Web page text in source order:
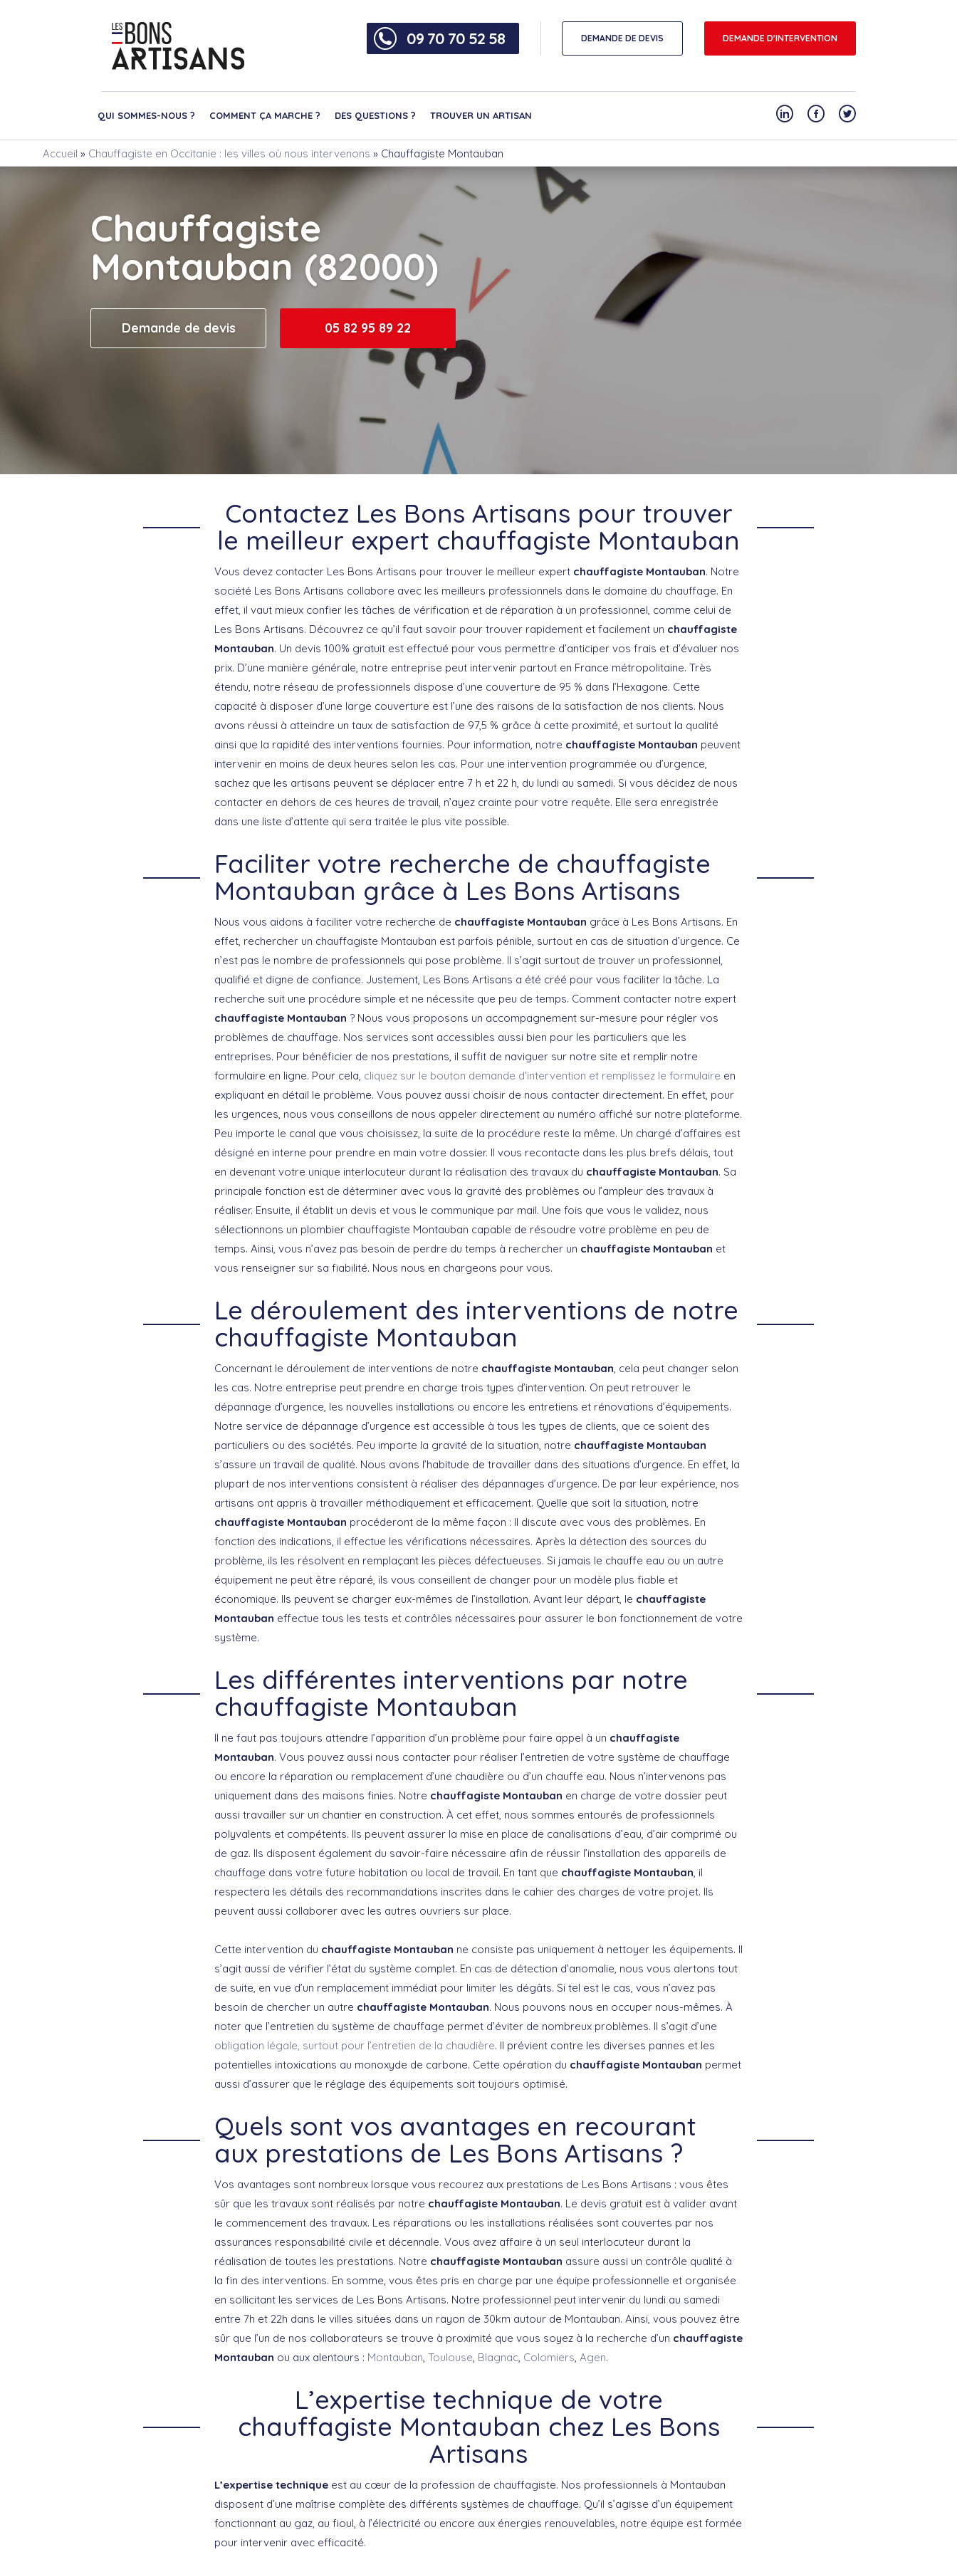
09 70 70 52 58 DEMANDE DE DEVIS DEMANDE D'INTERVENTION
QUI SOMMES-NOUS ? COMMENT ÇA MARCHE ? DES QUESTIONS ? TROUVER UN ARTISAN
Accueil » Chauffagiste en Occitanie : les villes où nous intervenons » Chauffagiste Montauban
Chauffagiste
Montauban (82000)
Demande de devis 05 82 95 89 22
Contactez Les Bons Artisans pour trouver
le meilleur expert chauffagiste Montauban
Vous devez contacter Les Bons Artisans pour trouver le meilleur expert chauffagiste Montauban. Notre
société Les Bons Artisans collabore avec les meilleurs professionnels dans le domaine du chauffage. En
effet, il vaut mieux confier les tâches de vérification et de réparation à un professionnel, comme celui de
Les Bons Artisans. Découvrez ce qu’il faut savoir pour trouver rapidement et facilement un chauffagiste
Montauban. Un devis 100% gratuit est effectué pour vous permettre d’anticiper vos frais et d’évaluer nos
prix. D’une manière générale, notre entreprise peut intervenir partout en France métropolitaine. Très
étendu, notre réseau de professionnels dispose d’une couverture de 95 % dans l’Hexagone. Cette
capacité à disposer d’une large couverture est l’une des raisons de la satisfaction de nos clients. Nous
avons réussi à atteindre un taux de satisfaction de 97,5 % grâce à cette proximité, et surtout la qualité
ainsi que la rapidité des interventions fournies. Pour information, notre chauffagiste Montauban peuvent
intervenir en moins de deux heures selon les cas. Pour une intervention programmée ou d’urgence,
sachez que les artisans peuvent se déplacer entre 7 h et 22 h, du lundi au samedi. Si vous décidez de nous
contacter en dehors de ces heures de travail, n’ayez crainte pour votre requête. Elle sera enregistrée
dans une liste d’attente qui sera traitée le plus vite possible.
Faciliter votre recherche de chauffagiste
Montauban grâce à Les Bons Artisans
Nous vous aidons à faciliter votre recherche de chauffagiste Montauban grâce à Les Bons Artisans. En
effet, rechercher un chauffagiste Montauban est parfois pénible, surtout en cas de situation d’urgence. Ce
n’est pas le nombre de professionnels qui pose problème. Il s’agit surtout de trouver un professionnel,
qualifié et digne de confiance. Justement, Les Bons Artisans a été créé pour vous faciliter la tâche. La
recherche suit une procédure simple et ne nécessite que peu de temps. Comment contacter notre expert
chauffagiste Montauban ? Nous vous proposons un accompagnement sur-mesure pour régler vos
problèmes de chauffage. Nos services sont accessibles aussi bien pour les particuliers que les
entreprises. Pour bénéficier de nos prestations, il suffit de naviguer sur notre site et remplir notre
formulaire en ligne. Pour cela, cliquez sur le bouton demande d’intervention et remplissez le formulaire en
expliquant en détail le problème. Vous pouvez aussi choisir de nous contacter directement. En effet, pour
les urgences, nous vous conseillons de nous appeler directement au numéro affiché sur notre plateforme.
Peu importe le canal que vous choisissez, la suite de la procédure reste la même. Un chargé d’affaires est
désigné en interne pour prendre en main votre dossier. Il vous recontacte dans les plus brefs délais, tout
en devenant votre unique interlocuteur durant la réalisation des travaux du chauffagiste Montauban. Sa
principale fonction est de déterminer avec vous la gravité des problèmes ou l’ampleur des travaux à
réaliser. Ensuite, il établit un devis et vous le communique par mail. Une fois que vous le validez, nous
sélectionnons un plombier chauffagiste Montauban capable de résoudre votre problème en peu de
temps. Ainsi, vous n’avez pas besoin de perdre du temps à rechercher un chauffagiste Montauban et
vous renseigner sur sa fiabilité. Nous nous en chargeons pour vous.
Le déroulement des interventions de notre
chauffagiste Montauban
Concernant le déroulement de interventions de notre chauffagiste Montauban, cela peut changer selon
les cas. Notre entreprise peut prendre en charge trois types d’intervention. On peut retrouver le
dépannage d’urgence, les nouvelles installations ou encore les entretiens et rénovations d’équipements.
Notre service de dépannage d’urgence est accessible à tous les types de clients, que ce soient des
particuliers ou des sociétés. Peu importe la gravité de la situation, notre chauffagiste Montauban
s’assure un travail de qualité. Nous avons l’habitude de travailler dans des situations d’urgence. En effet, la
plupart de nos interventions consistent à réaliser des dépannages d’urgence. De par leur expérience, nos
artisans ont appris à travailler méthodiquement et efficacement. Quelle que soit la situation, notre
chauffagiste Montauban procéderont de la même façon : Il discute avec vous des problèmes. En
fonction des indications, il effectue les vérifications nécessaires. Après la détection des sources du
problème, ils les résolvent en remplaçant les pièces défectueuses. Si jamais le chauffe eau ou un autre
équipement ne peut être réparé, ils vous conseillent de changer pour un modèle plus fiable et
économique. Ils peuvent se charger eux-mêmes de l’installation. Avant leur départ, le chauffagiste
Montauban effectue tous les tests et contrôles nécessaires pour assurer le bon fonctionnement de votre
système.
Les différentes interventions par notre
chauffagiste Montauban
Il ne faut pas toujours attendre l’apparition d’un problème pour faire appel à un chauffagiste
Montauban. Vous pouvez aussi nous contacter pour réaliser l’entretien de votre système de chauffage
ou encore la réparation ou remplacement d’une chaudière ou d’un chauffe eau. Nous n’intervenons pas
uniquement dans des maisons finies. Notre chauffagiste Montauban en charge de votre dossier peut
aussi travailler sur un chantier en construction. À cet effet, nous sommes entourés de professionnels
polyvalents et compétents. Ils peuvent assurer la mise en place de canalisations d’eau, d’air comprimé ou
de gaz. Ils disposent également du savoir-faire nécessaire afin de réussir l’installation des appareils de
chauffage dans votre future habitation ou local de travail. En tant que chauffagiste Montauban, il
respectera les détails des recommandations inscrites dans le cahier des charges de votre projet. Ils
peuvent aussi collaborer avec les autres ouvriers sur place.
Cette intervention du chauffagiste Montauban ne consiste pas uniquement à nettoyer les équipements. Il
s’agit aussi de vérifier l’état du système complet. En cas de détection d’anomalie, nous vous alertons tout
de suite, en vue d’un remplacement immédiat pour limiter les dégâts. Si tel est le cas, vous n’avez pas
besoin de chercher un autre chauffagiste Montauban. Nous pouvons nous en occuper nous-mêmes. À
noter que l’entretien du système de chauffage permet d’éviter de nombreux problèmes. Il s’agit d’une
obligation légale, surtout pour l’entretien de la chaudière. Il prévient contre les diverses pannes et les
potentielles intoxications au monoxyde de carbone. Cette opération du chauffagiste Montauban permet
aussi d’assurer que le réglage des équipements soit toujours optimisé.
Quels sont vos avantages en recourant
aux prestations de Les Bons Artisans ?
Vos avantages sont nombreux lorsque vous recourez aux prestations de Les Bons Artisans : vous êtes
sûr que les travaux sont réalisés par notre chauffagiste Montauban. Le devis gratuit est à valider avant
le commencement des travaux. Les réparations ou les installations réalisées sont couvertes par nos
assurances responsabilité civile et décennale. Vous avez affaire à un seul interlocuteur durant la
réalisation de toutes les prestations. Notre chauffagiste Montauban assure aussi un contrôle qualité à
la fin des interventions. En somme, vous êtes pris en charge par une équipe professionnelle et organisée
en sollicitant les services de Les Bons Artisans. Notre professionnel peut intervenir du lundi au samedi
entre 7h et 22h dans le villes situées dans un rayon de 30km autour de Montauban. Ainsi, vous pouvez être
sûr que l’un de nos collaborateurs se trouve à proximité que vous soyez à la recherche d’un chauffagiste
Montauban ou aux alentours : Montauban, Toulouse, Blagnac, Colomiers, Agen.
L’expertise technique de votre
chauffagiste Montauban chez Les Bons
Artisans
L’expertise technique est au cœur de la profession de chauffagiste. Nos professionnels à Montauban
disposent d’une maîtrise complète des différents systèmes de chauffage. Qu’il s’agisse d’un équipement
fonctionnant au gaz, au fioul, à l’électricité ou encore aux énergies renouvelables, notre équipe est formée
pour intervenir avec efficacité.